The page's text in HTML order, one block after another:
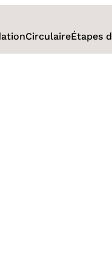
CirculaireÉtapes